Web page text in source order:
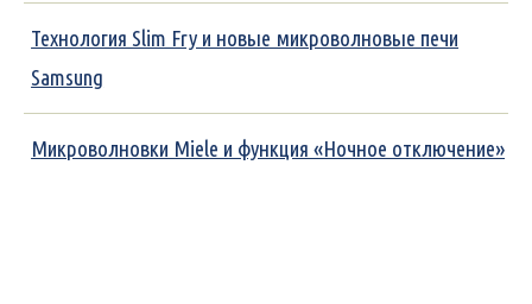
Технология Slim Fry и новые микроволновые печи
Samsung
Микроволновки Miele и функция «Ночное отключение»